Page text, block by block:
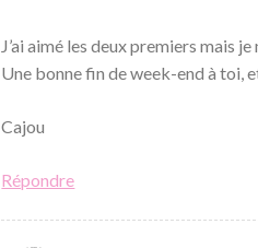
J’ai aimé les deux premiers mais
Une bonne fin de week-end à toi,
Cajou
Répondre